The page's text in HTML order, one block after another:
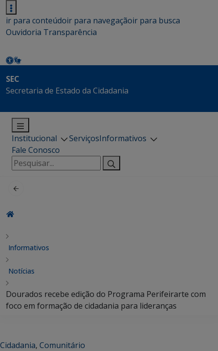
ir para conteúdoir para navegaçãoir para busca
Ouvidoria Transparência
SEC
Secretaria de Estado da Cidadania
Institucional ServiçosInformativos
Fale Conosco
Pesquisar
por:
Informativos
Notícias
Dourados recebe edição do Programa Perifeirarte com
foco em formação de cidadania para lideranças
Cidadania, Comunitário